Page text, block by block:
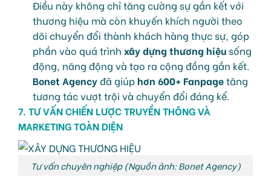
Điều này không chỉ tăng cường sự gắn kết với
thương hiệu mà còn khuyến khích người theo
dõi chuyển đổi thành khách hàng thực sự, góp
phần vào quá trình xây dựng thương hiệusống
động, năng động và tạo ra cộng đồng gắn kết.
Bonet Agencyđã giúphơn 600+ Fanpagetăng
tương tác vượt trội và chuyển đổi đáng kể.
7. TƯ VẤN CHIẾN LƯỢC TRUYỀN THÔNG VÀ
MARKETING TOÀN DIỆN
Tư vấn chuyên nghiệp (Nguồn ảnh: Bonet Agency)